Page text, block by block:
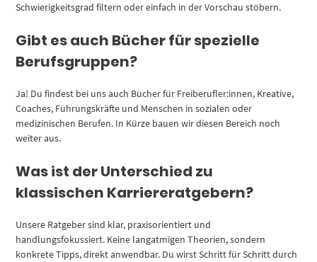
Schwierigkeitsgrad filtern oder einfach in der Vorschau stöbern.
Gibt es auch Bücher für spezielle
Berufsgruppen?
Ja! Du findest bei uns auch Bücher für Freiberufler:innen, Kreative,
Coaches, Führungskräfte und Menschen in sozialen oder
medizinischen Berufen. In Kürze bauen wir diesen Bereich noch
weiter aus.
Was ist der Unterschied zu
klassischen Karriereratgebern?
Unsere Ratgeber sind klar, praxisorientiert und
handlungsfokussiert. Keine langatmigen Theorien, sondern
konkrete Tipps, direkt anwendbar. Du wirst Schritt für Schritt durch